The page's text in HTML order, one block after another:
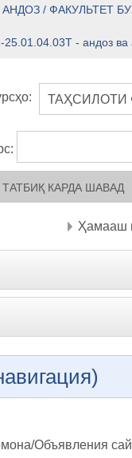
/ ФАКУЛЬТЕТ
25.01.04.03Т - андоз ва
Ҳамааш
Объявления